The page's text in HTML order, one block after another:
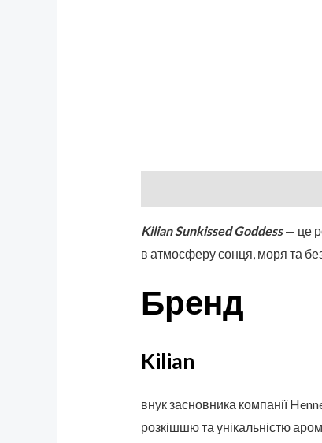
Kilian Sunkissed Goddess— це
в атмосферу сонця, моря та
Бренд
Kilian
внук засновника компанії
розкішшю та унікальністю